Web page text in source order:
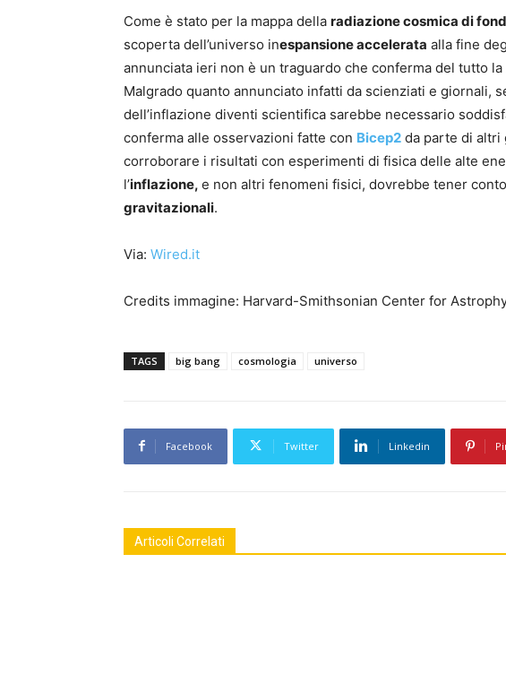
Come è stato per la mappa della radiazione cosmica di
scoperta dell’universo inespansione accelerata alla fine
annunciata ieri non è un traguardo che conferma del tutto
Malgrado quanto annunciato infatti da scienziati e giornali,
dell’inflazione diventi scientifica sarebbe necessario
conferma alle osservazioni fatte con Bicep2 da parte di altri
corroborare i risultati con esperimenti di fisica delle alte
l’inflazione, e non altri fenomeni fisici, dovrebbe tener
gravitazionali.
Via: Wired.it
Credits immagine: Harvard-Smithsonian Center for
TAGS big bang cosmologia universo
Facebook Twitter Linkedin
Articoli Correlati